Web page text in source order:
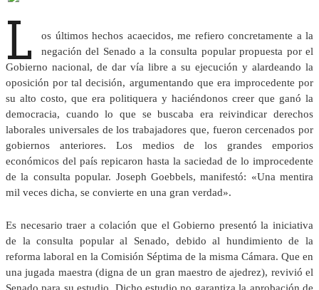
L
os últimos hechos acaecidos, me refiero concretamente a la
negación del Senado a la consulta popular propuesta por el
Gobierno nacional, de dar vía libre a su ejecución y alardeando la
oposición por tal decisión, argumentando que era improcedente por
su alto costo, que era politiquera y haciéndonos creer que ganó la
democracia, cuando lo que se buscaba era reivindicar derechos
laborales universales de los trabajadores que, fueron cercenados por
gobiernos anteriores. Los medios de los grandes emporios
económicos del país repicaron hasta la saciedad de lo improcedente
de la consulta popular. Joseph Goebbels, manifestó: «Una mentira
mil veces dicha, se convierte en una gran verdad».
Es necesario traer a colación que el Gobierno presentó la iniciativa
de la consulta popular al Senado, debido al hundimiento de la
reforma laboral en la Comisión Séptima de la misma Cámara. Que en
una jugada maestra (digna de un gran maestro de ajedrez), revivió el